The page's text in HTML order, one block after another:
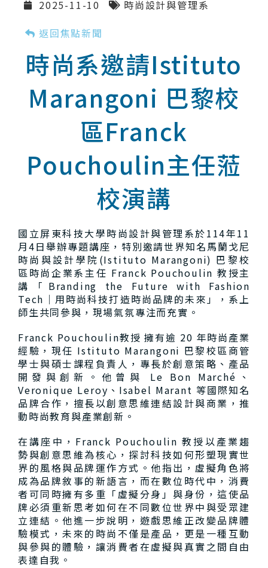
2025-11-10
時尚設計與管理系
返回焦點新聞
時尚系邀請Istituto
Marangoni 巴黎校
區Franck
Pouchoulin主任蒞
校演講
國立屏東科技大學時尚設計與管理系於114年11
月4日舉辦專題講座，特別邀請世界知名馬蘭戈尼
時尚與設計學院(Istituto Marangoni) 巴黎校
區時尚企業系主任 Franck Pouchoulin 教授主
講「Branding the Future with Fashion
Tech｜用時尚科技打造時尚品牌的未來」，系上
師生共同參與，現場氣氛專注而充實。
Franck Pouchoulin教授 擁有逾 20 年時尚產業
經驗，現任 Istituto Marangoni 巴黎校區商管
學士與碩士課程負責人，專長於創意策略、產品
開發與創新。他曾與 Le Bon Marché、
Veronique Leroy、Isabel Marant 等國際知名
品牌合作，擅長以創意思維連結設計與商業，推
動時尚教育與產業創新。
在講座中，Franck Pouchoulin 教授以產業趨
勢與創意思維為核心，探討科技如何形塑現實世
界的風格與品牌運作方式。他指出，虛擬角色將
成為品牌敘事的新語言，而在數位時代中，消費
者可同時擁有多重「虛擬分身」與身份，這使品
牌必須重新思考如何在不同數位世界中與受眾建
立連結。他進一步說明，遊戲思維正改變品牌體
驗模式，未來的時尚不僅是產品，更是一種互動
與參與的體驗，讓消費者在虛擬與真實之間自由
表達自我。